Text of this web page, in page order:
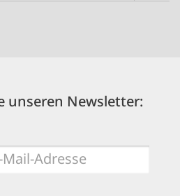
unseren Newsletter:
E-
Mail